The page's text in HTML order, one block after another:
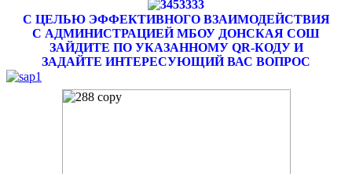
С ЦЕЛЬЮ ЭФФЕКТИВНОГО ВЗАИМОДЕЙСТВИЯ
С АДМИНИСТРАЦИЕЙ МБОУ ДОНСКАЯ СОШ
ЗАЙДИТЕ ПО УКАЗАННОМУ QR-КОДУ И
ЗАДАЙТЕ ИНТЕРЕСУЮЩИЙ ВАС ВОПРОС